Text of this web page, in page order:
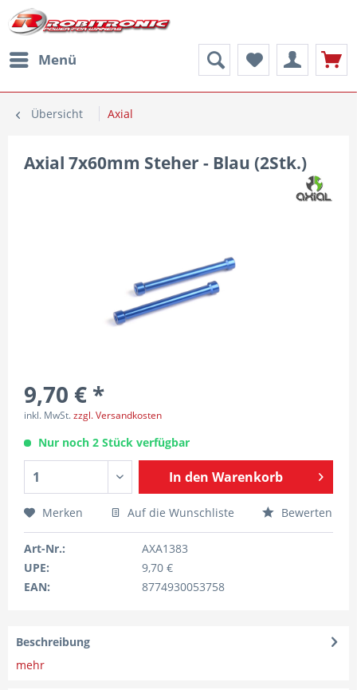
Menü
Übersicht Axial
Axial 7x60mm Steher - Blau (2Stk.)
9,70 € *
inkl. MwSt.zzgl. Versandkosten
Nur noch 2 Stück verfügbar
In den Warenkorb
Merken Auf die Wunschliste Bewerten
Art-Nr.:
AXA1383
UPE:
9,70 €
EAN:
8774930053758
Beschreibung
mehr